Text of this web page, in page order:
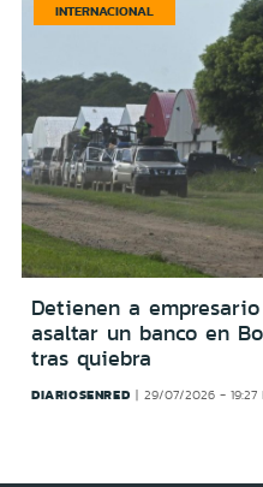
INTERNACIONAL
Detienen a
asaltar un banco en
tras quiebra
DIARIOSENRED 29/07/2026 - 19:27